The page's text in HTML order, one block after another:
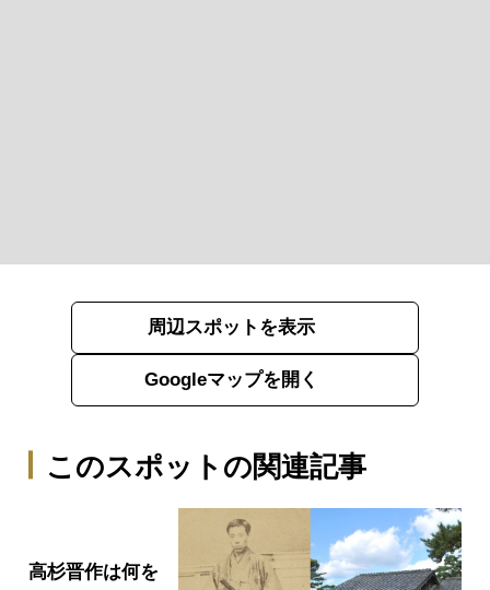
このスポットの関連記事
高杉晋作は何を
周辺スポットを表示
Googleマップを開く